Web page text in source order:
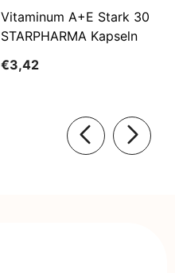
Vitaminum A+E Stark 30
STARPHARMA Kapseln
€3,42